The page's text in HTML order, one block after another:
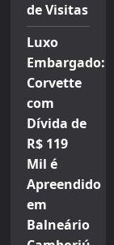
de Visitas
Luxo
Embargado:
Corvette
com
Dívida de
R$ 119
Mil é
Apreendido
em
Balneário